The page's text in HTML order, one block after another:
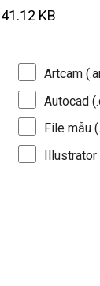
41.12 KB
Artcam
Autocad
File mẫu
Illustrator